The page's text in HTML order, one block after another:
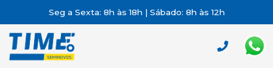
Seg a Sexta: 8h às 18h | Sábado: 8h às 12h